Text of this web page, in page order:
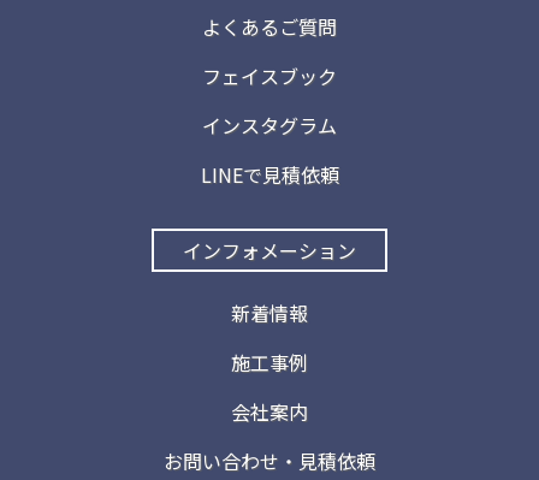
よくあるご質問
フェイスブック
インスタグラム
LINEで見積依頼
インフォメーション
新着情報
施工事例
会社案内
お問い合わせ・見積依頼